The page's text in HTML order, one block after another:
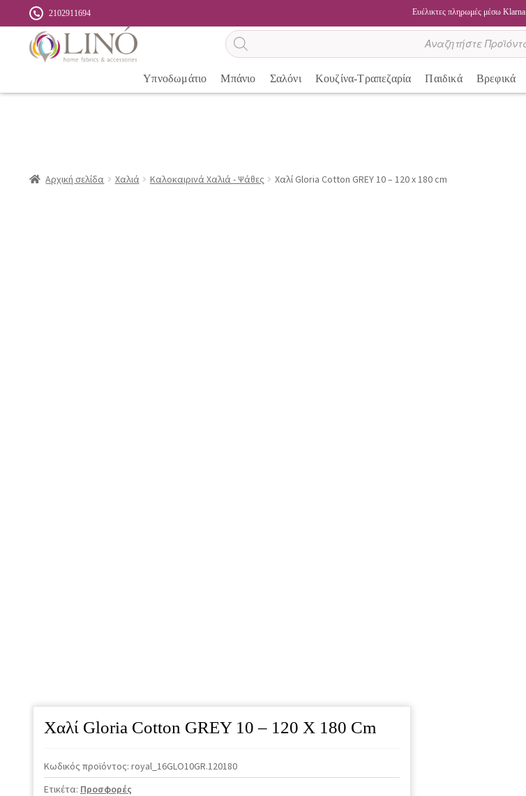
2102911694 Ευέλικτες πληρωμές μέσω Klarna
Αναζήτηση
προϊόντων
Υπνοδωμάτιο Μπάνιο Σαλόνι Κουζίνα-Τραπεζαρία Παιδικά Βρεφικά
Αρχική σελίδα Χαλιά Καλοκαιρινά Χαλιά - Ψάθες Χαλί Gloria Cotton GREY 10 – 120 x 180 cm
Χαλί Gloria Cotton GREY 10 – 120 X 180 Cm
Κωδικός προϊόντος: royal_16GLO10GR.120180
Ετικέτα: Προσφορές